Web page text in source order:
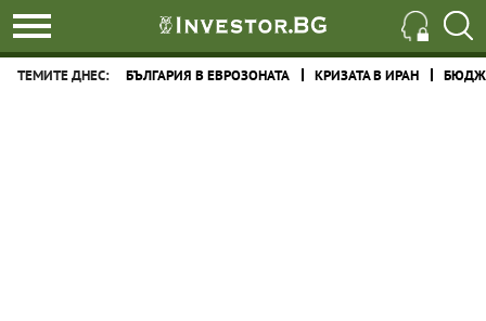
ТЕМИТЕ ДНЕС: БЪЛГАРИЯ В ЕВРОЗОНАТА КРИЗАТА В ИРАН